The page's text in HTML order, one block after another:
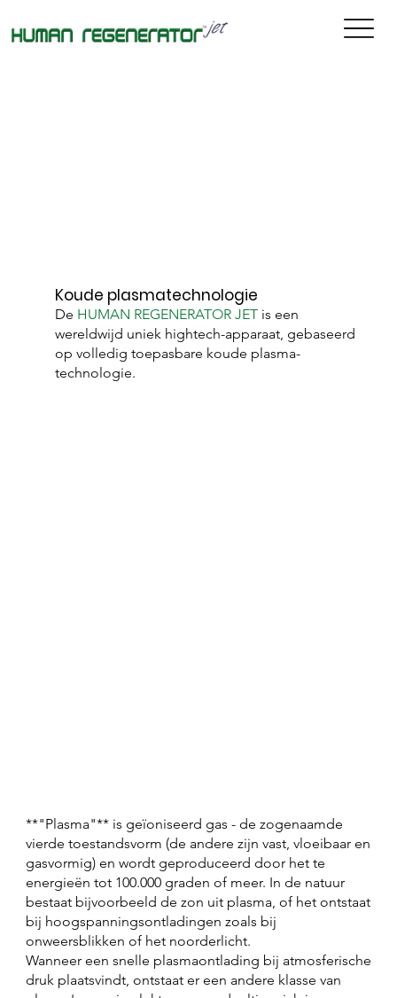
Koude plasmatechnologie
De HUMAN REGENERATOR JETis een
wereldwijd uniek hightech-apparaat, gebaseerd
op volledig toepasbare koude plasma-
technologie.
**"Plasma"** is geïoniseerd gas - de zogenaamde
vierde toestandsvorm (de andere zijn vast, vloeibaar en
gasvormig) en wordt geproduceerd door het te
energieën tot 100.000 graden of meer. In de natuur
bestaat bijvoorbeeld de zon uit plasma, of het ontstaat
bij hoogspanningsontladingen zoals bij
onweersblikken of het noorderlicht.
Wanneer een snelle plasmaontlading bij atmosferische
druk plaatsvindt, ontstaat er een andere klasse van